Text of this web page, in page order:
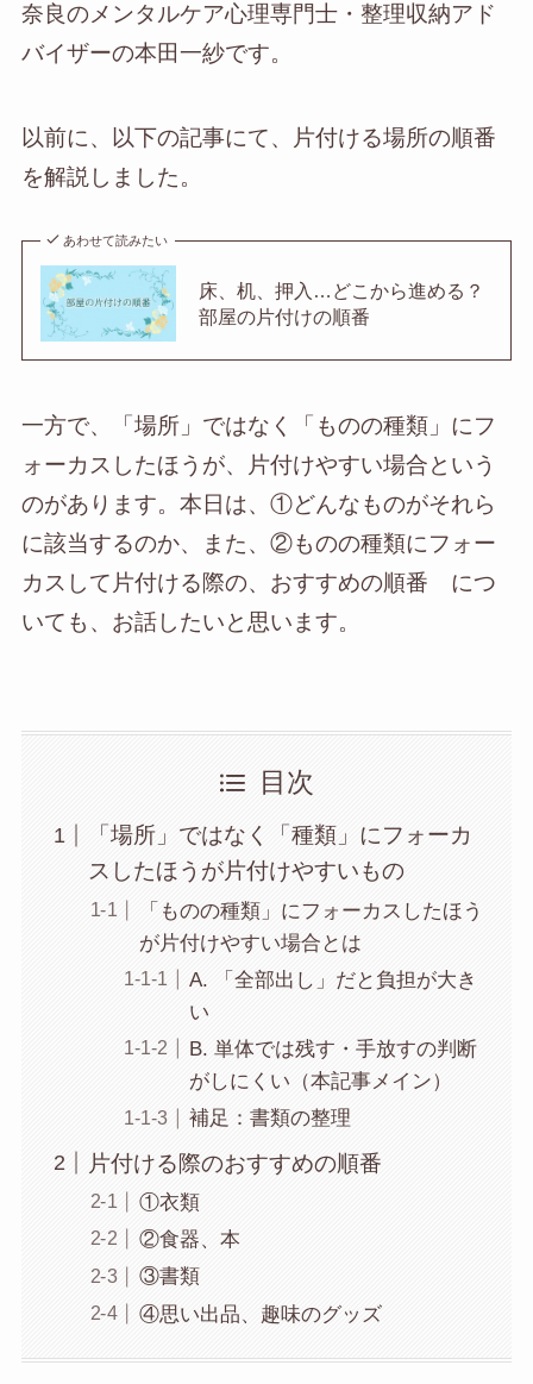
奈良のメンタルケア心理専門士・整理収納アド
バイザーの本田一紗です。
以前に、以下の記事にて、片付ける場所の順番
を解説しました。
あわせて読みたい
床、机、押入…どこから進める？
部屋の片付けの順番
一方で、「場所」ではなく「ものの種類」にフ
ォーカスしたほうが、片付けやすい場合という
のがあります。本日は、①どんなものがそれら
に該当するのか、また、②ものの種類にフォー
カスして片付ける際の、おすすめの順番 につ
いても、お話したいと思います。
目次
「場所」ではなく「種類」にフォーカ
スしたほうが片付けやすいもの
「ものの種類」にフォーカスしたほう
が片付けやすい場合とは
A. 「全部出し」だと負担が大き
い
B. 単体では残す・手放すの判断
がしにくい（本記事メイン）
補足：書類の整理
片付ける際のおすすめの順番
①衣類
②食器、本
③書類
④思い出品、趣味のグッズ